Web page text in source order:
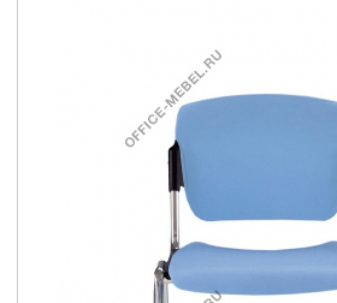
Заказать обратный звонок